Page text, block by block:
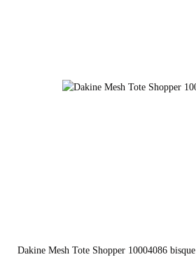
Dakine Mesh Tote Shopper 10004086 bisque